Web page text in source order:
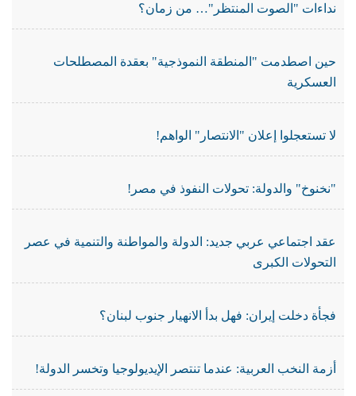
نداءات "الصوت المنتظر"… من زمان؟
حين اصطدمت "المنطقة النموذجية" بعقدة المصطلحات
العسكرية
لا تستعجلوا إعلان "الانتصار" الواهم!
"نخنوخ" والدولة: تحولات النفوذ في مصر!
عقد اجتماعي عربي جديد: الدولة والمواطنة والتنمية في عصر
التحولات الكبرى
فجأة دخلت إيران: فهل بدأ الانهيار جنوب لبنان؟
أزمة النخب العربية: عندما تنتصر الإيديولوجيا وتخسر الدولة!